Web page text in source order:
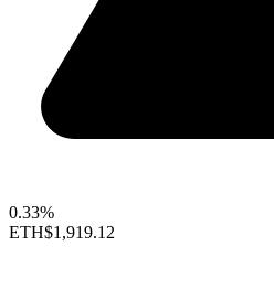
0.33%
ETH$1,919.12